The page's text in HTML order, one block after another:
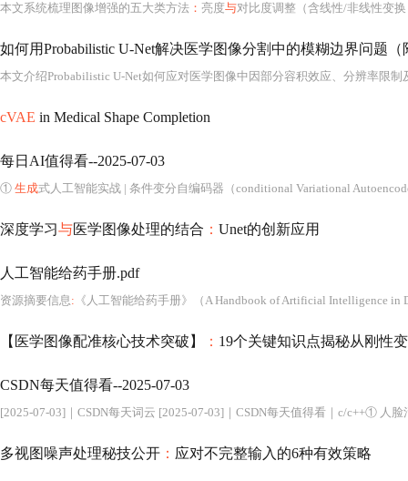
本文系统梳理图像增强的五大类方法 ： 亮度与对比度调整（含线性/非线性变换）、直方图均衡化（HE/CLAHE）、空间域增强（线性/非线性滤波、边缘检测）、频率域增强（傅里
如何用Probabilistic U-Net解决医学图像分割中的模糊边界问题（
cVAE in Medical Shape Completion
每日AI值得看--2025-07-03
① 生成式人工智能实战 | 条件变分自编码器（conditional Variational
深度学习与医学图像处理的结合 ： Unet的创新应用
人工智能给药手册.pdf
资源摘要信息: 《人工智能给药手册》（A Handbook of Artificial Intelligence in Drug Delivery）是一部系统性、跨学科、前沿性极强的专
【医学图像配准核心技术突破】 ： 19个关键知识点揭秘从刚性
CSDN每天值得看--2025-07-03
[2025-07-03]｜CSDN每天词云 [2025-07-03]｜CSDN每天值得看｜c/c++① 人脸
多视图噪声处理秘技公开 ： 应对不完整输入的6种有效策略